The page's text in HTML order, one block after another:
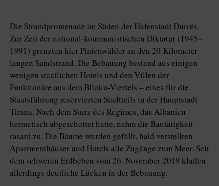
Die Strandpromenade im Süden der Hafenstadt Durrës.
Zur Zeit der national-kommunistischen Diktatur (1945–
1991) grenzten hier Pinienwälder an den 20 Kilometer
langen Sandstrand. Die Bebauung bestand aus einigen
wenigen staatlichen Hotels und den Villen der
Funktionäre aus dem Blloku-Viertels – eines für die
Staatsführung reservierten Stadtteils in der Hauptstadt
Tirana. Nach dem Sturz des Regimes, das Albanien
hermetisch abgeschottet hatte, nahm die Bautätigkeit
rasant zu. Die Bäume wurden gefällt, bald verstellten
Apartmenthäuser und Hotels alle Zugänge zum Meer. Seit
dem schweren Erdbeben vom 26. November 2019 klaffen
allerdings deutliche Lücken in der Bebauung.